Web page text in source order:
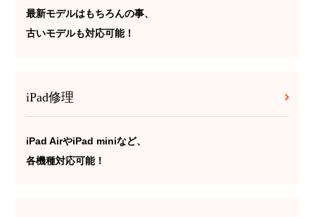
最新モデルはもちろんの事、
古いモデルも対応可能！
iPad修理
iPad AirやiPad miniなど、
各機種対応可能！